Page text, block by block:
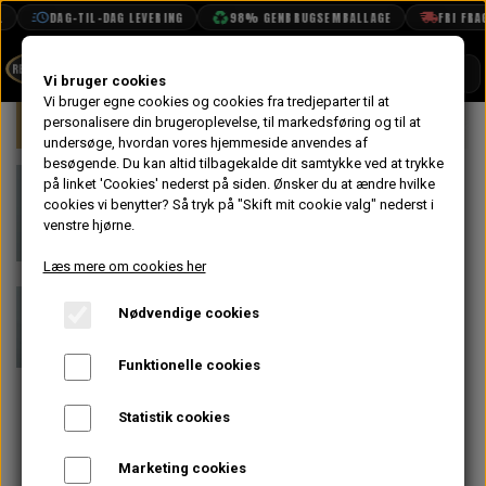
DAG-TIL-DAG LEVERING 98% GENBRUGSEMBALLAGE FRI
BOOK TID
PROJEKTER
TEKNISK DATA
VANDPOLERING
Forside Mini Elektrisk System Lygter &
Klips til
Indvendig
Forlygte Krans i
Metal Lygtehus
MS14
17,60 kr.
Vi bruger cookies
Vi bruger egne cookies og cookies fra tredjeparter til at
personalisere din brugeroplevelse, til markedsføring og til at
undersøge, hvordan vores hjemmeside anvendes af
besøgende. Du kan altid tilbagekalde dit samtykke ved at trykke
på linket 'Cookies' nederst på siden. Ønsker du at ændre hvilke
cookies vi benytter? Så tryk på "Skift mit cookie valg" nederst i
venstre hjørne.
Læs mere om cookies her
Nødvendige cookies
Funktionelle cookies
Statistik cookies
Marketing cookies